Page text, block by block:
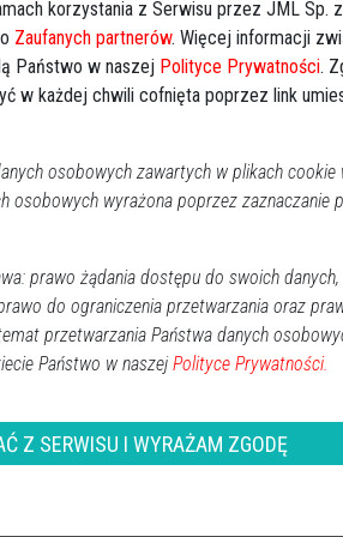
powiatu,
Powiat ostrołecki
przyznało wyróżnienia Lider
znalazły się m.in.
gmina Myszyniec oraz
Struzika, była Mazowiecka
Unijnych.
korzystania z Serwisu przez JML Sp.
Zaufanych partnerów. Więcej informacji
Państwo w naszej Polityce Prywatności.
w każdej chwili cofnięta poprzez link
osobowych zawartych w plikach cookie
osobowych wyrażona poprzez zaznaczanie
prawo żądania dostępu do swoich
do ograniczenia przetwarzania oraz
przetwarzania Państwa danych
Państwo w naszej Polityce Prywatności.
Z SERWISU I WYRAŻAM ZGODĘ